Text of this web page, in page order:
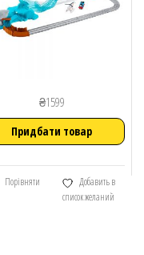
₴1599
Придбати товар
Порівняти
Добавить в
список желаний